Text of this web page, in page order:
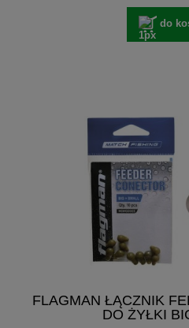
do
FLAGMAN ŁĄCZNIK
DO ŻYŁKI